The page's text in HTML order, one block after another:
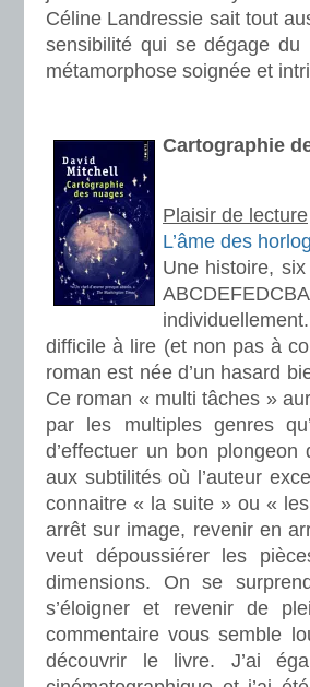
Céline Landressie sait tout
sensibilité qui se dégage du
métamorphose soignée et
Cartographie
Plaisir de lecture
L’âme des
Une histoire,
difficile à lire (et non pas à
roman est née d’un hasard
Ce roman « multi tâches »
par les multiples genres
d’effectuer un bon
aux subtilités où l’auteur
connaitre « la suite » ou «
arrêt sur image, revenir en
veut dépoussiérer les
dimensions. On se
s’éloigner et revenir de
commentaire vous semble
découvrir le livre. J’ai